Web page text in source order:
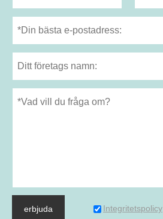
erbjuda Integritetspolicy